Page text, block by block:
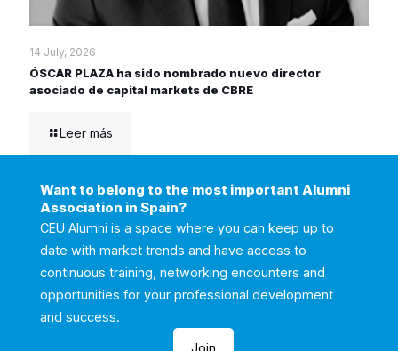
14 July, 2026
ÓSCAR PLAZA ha sido nombrado nuevo director
asociado de capital markets de CBRE
Leer más
Want to belong to the most important Alumni
Association in Spain?
CEU Alumni is a space where you can keep up to
date with market trends and have access to
continuous training, networking encounters and
opportunities for your professional development
and success.
Join